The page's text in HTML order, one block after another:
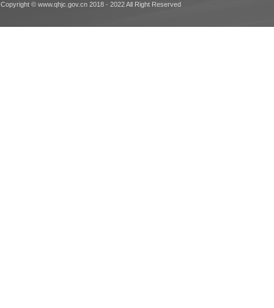
Copyright © www.qhjc.gov.cn 2018 - 2022 All Right Reserved